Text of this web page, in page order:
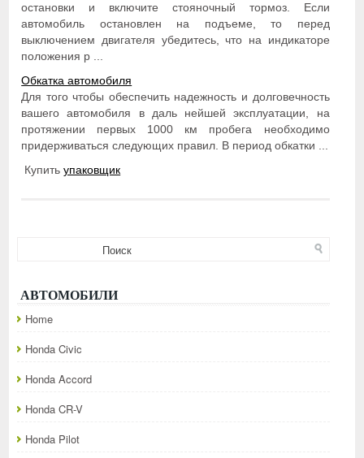
остановки и включите стояночный тормоз. Если
автомобиль остановлен на подъеме, то перед
выключением двигателя убедитесь, что на индикаторе
положения р ...
Обкатка автомобиля
Для того чтобы обеспечить надежность и долговечность
вашего автомобиля в даль нейшей эксплуатации, на
протяжении первых 1000 км пробега необходимо
придерживаться следующих правил. В период обкатки ...
Купитьупаковщик
АВТОМОБИЛИ
Home
Honda Civic
Honda Accord
Honda CR-V
Honda Pilot